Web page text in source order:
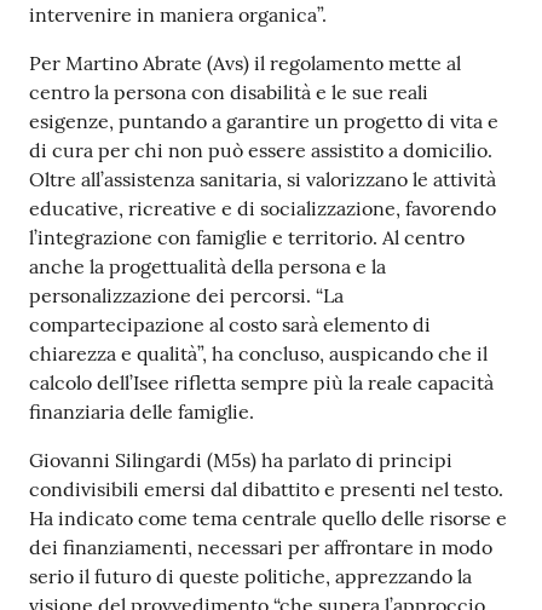
intervenire in maniera organica”.
Per Martino Abrate (Avs) il regolamento mette al
centro la persona con disabilità e le sue reali
esigenze, puntando a garantire un progetto di vita e
di cura per chi non può essere assistito a domicilio.
Oltre all’assistenza sanitaria, si valorizzano le attività
educative, ricreative e di socializzazione, favorendo
l’integrazione con famiglie e territorio. Al centro
anche la progettualità della persona e la
personalizzazione dei percorsi. “La
compartecipazione al costo sarà elemento di
chiarezza e qualità”, ha concluso, auspicando che il
calcolo dell’Isee rifletta sempre più la reale capacità
finanziaria delle famiglie.
Giovanni Silingardi (M5s) ha parlato di principi
condivisibili emersi dal dibattito e presenti nel testo.
Ha indicato come tema centrale quello delle risorse e
dei finanziamenti, necessari per affrontare in modo
serio il futuro di queste politiche, apprezzando la